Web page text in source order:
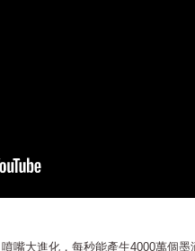
嘴大進化，每秒能產生4000萬個